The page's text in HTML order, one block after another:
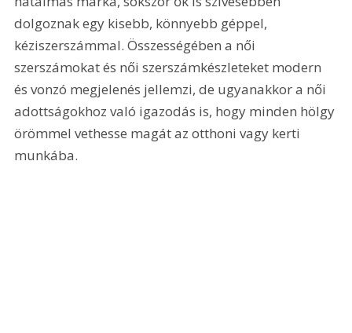
dolgoznak egy kisebb, könnyebb géppel,
kéziszerszámmal. Összességében a női
szerszámokat és női szerszámkészleteket modern
és vonzó megjelenés jellemzi, de ugyanakkor a női
adottságokhoz való igazodás is, hogy minden hölgy
örömmel vethesse magát az otthoni vagy kerti
munkába.